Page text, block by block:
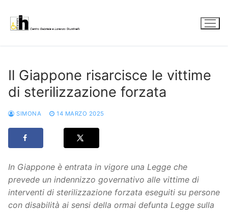
contenuto
Il Giappone risarcisce le vittime
di sterilizzazione forzata
SIMONA 14 MARZO 2025
In Giappone è entrata in vigore una Legge che
prevede un indennizzo governativo alle vittime di
interventi di sterilizzazione forzata eseguiti su persone
con disabilità ai sensi della ormai defunta Legge sulla